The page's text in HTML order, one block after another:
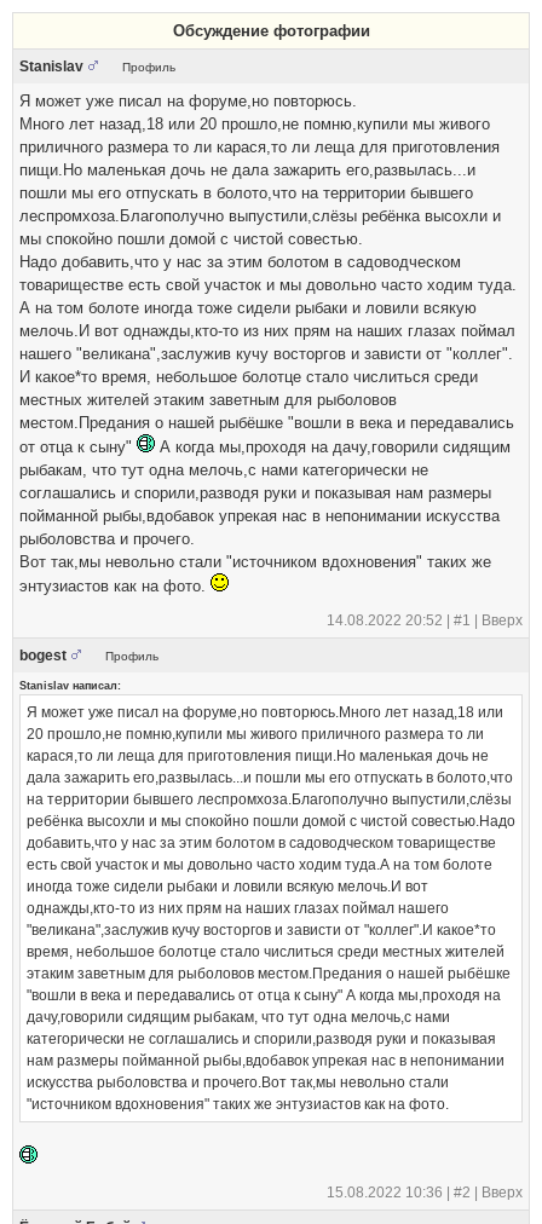
Обсуждение фотографии
Stanislav Профиль
Я может уже писал на форуме,но повторюсь.
Много лет назад,18 или 20 прошло,не помню,купили мы живого
приличного размера то ли карася,то ли леща для приготовления
пищи.Но маленькая дочь не дала зажарить его,развылась...и
пошли мы его отпускать в болото,что на территории бывшего
леспромхоза.Благополучно выпустили,слёзы ребёнка высохли и
мы спокойно пошли домой с чистой совестью.
Надо добавить,что у нас за этим болотом в садоводческом
товариществе есть свой участок и мы довольно часто ходим туда.
А на том болоте иногда тоже сидели рыбаки и ловили всякую
мелочь.И вот однажды,кто-то из них прям на наших глазах поймал
нашего "великана",заслужив кучу восторгов и зависти от "коллег".
И какое*то время, небольшое болотце стало числиться среди
местных жителей этаким заветным для рыболовов
местом.Предания о нашей рыбёшке "вошли в века и передавались
от отца к сыну"
А когда мы,проходя на дачу,говорили сидящим
рыбакам, что тут одна мелочь,с нами категорически не
соглашались и спорили,разводя руки и показывая нам размеры
пойманной рыбы,вдобавок упрекая нас в непонимании искусства
рыболовства и прочего.
Вот так,мы невольно стали "источником вдохновения" таких же
энтузиастов как на фото.
14.08.2022 20:52 | #1 Вверх
bogest Профиль
Stanislav написал:
Я может уже писал на форуме,но повторюсь.Много лет назад,18 или
20 прошло,не помню,купили мы живого приличного размера то ли
карася,то ли леща для приготовления пищи.Но маленькая дочь не
дала зажарить его,развылась...и пошли мы его отпускать в болото,что
на территории бывшего леспромхоза.Благополучно выпустили,слёзы
ребёнка высохли и мы спокойно пошли домой с чистой совестью.Надо
добавить,что у нас за этим болотом в садоводческом товариществе
есть свой участок и мы довольно часто ходим туда.А на том болоте
иногда тоже сидели рыбаки и ловили всякую мелочь.И вот
однажды,кто-то из них прям на наших глазах поймал нашего
"великана",заслужив кучу восторгов и зависти от "коллег".И какое*то
время, небольшое болотце стало числиться среди местных жителей
этаким заветным для рыболовов местом.Предания о нашей рыбёшке
"вошли в века и передавались от отца к сыну" А когда мы,проходя на
дачу,говорили сидящим рыбакам, что тут одна мелочь,с нами
категорически не соглашались и спорили,разводя руки и показывая
нам размеры пойманной рыбы,вдобавок упрекая нас в непонимании
искусства рыболовства и прочего.Вот так,мы невольно стали
"источником вдохновения" таких же энтузиастов как на фото.
15.08.2022 10:36 | #2 Вверх